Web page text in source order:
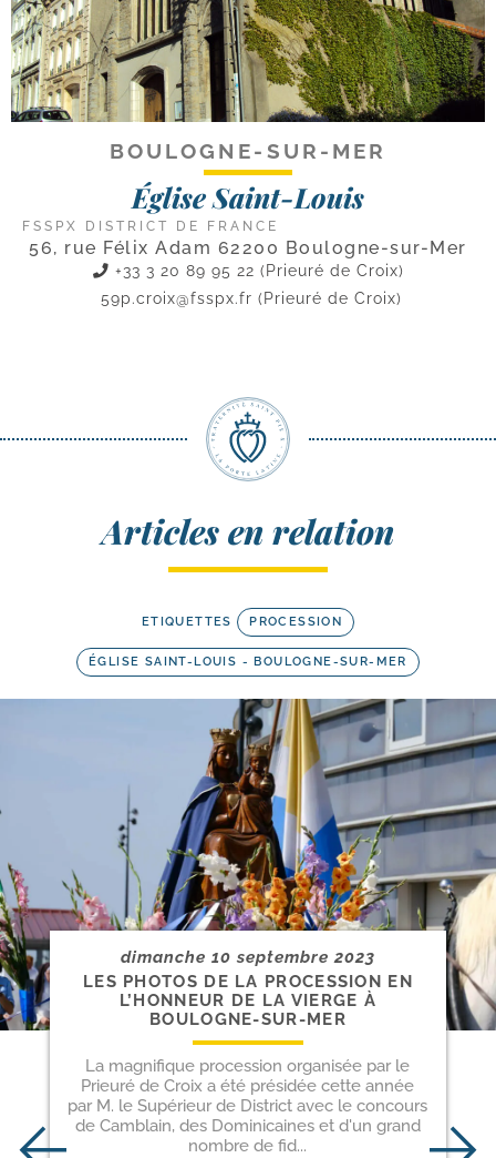
BOULOGNE-SUR-MER
Église Saint-Louis
FSSPX DISTRICT DE FRANCE
56, rue Félix Adam 62200 Boulogne-sur-Mer
+33 3 20 89 95 22 (Prieuré de Croix)
59p.croix@fsspx.fr (Prieuré de Croix)
Articles en relation
ETIQUETTES PROCESSION
ÉGLISE SAINT-LOUIS - BOULOGNE-SUR-MER
dimanche 10 septembre 2023
LES PHOTOS DE LA PROCESSION EN
L’HONNEUR DE LA VIERGE À
BOULOGNE-SUR-MER
La magnifique procession organisée par le
Prieuré de Croix a été présidée cette année
par M. le Supérieur de District avec le concours
de Camblain, des Dominicaines et d'un grand
nombre de fid...